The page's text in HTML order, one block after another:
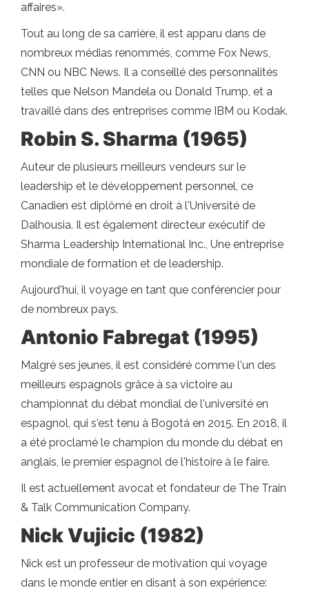
affaires».
Tout au long de sa carrière, il est apparu dans de
nombreux médias renommés, comme Fox News,
CNN ou NBC News. Il a conseillé des personnalités
telles que Nelson Mandela ou Donald Trump, et a
travaillé dans des entreprises comme IBM ou Kodak.
Robin S. Sharma (1965)
Auteur de plusieurs meilleurs vendeurs sur le
leadership et le développement personnel, ce
Canadien est diplômé en droit à l'Université de
Dalhousia. Il est également directeur exécutif de
Sharma Leadership International Inc., Une entreprise
mondiale de formation et de leadership.
Aujourd'hui, il voyage en tant que conférencier pour
de nombreux pays.
Antonio Fabregat (1995)
Malgré ses jeunes, il est considéré comme l'un des
meilleurs espagnols grâce à sa victoire au
championnat du débat mondial de l'université en
espagnol, qui s'est tenu à Bogotá en 2015. En 2018, il
a été proclamé le champion du monde du débat en
anglais, le premier espagnol de l'histoire à le faire.
Il est actuellement avocat et fondateur de The Train
& Talk Communication Company.
Nick Vujicic (1982)
Nick est un professeur de motivation qui voyage
dans le monde entier en disant à son expérience: